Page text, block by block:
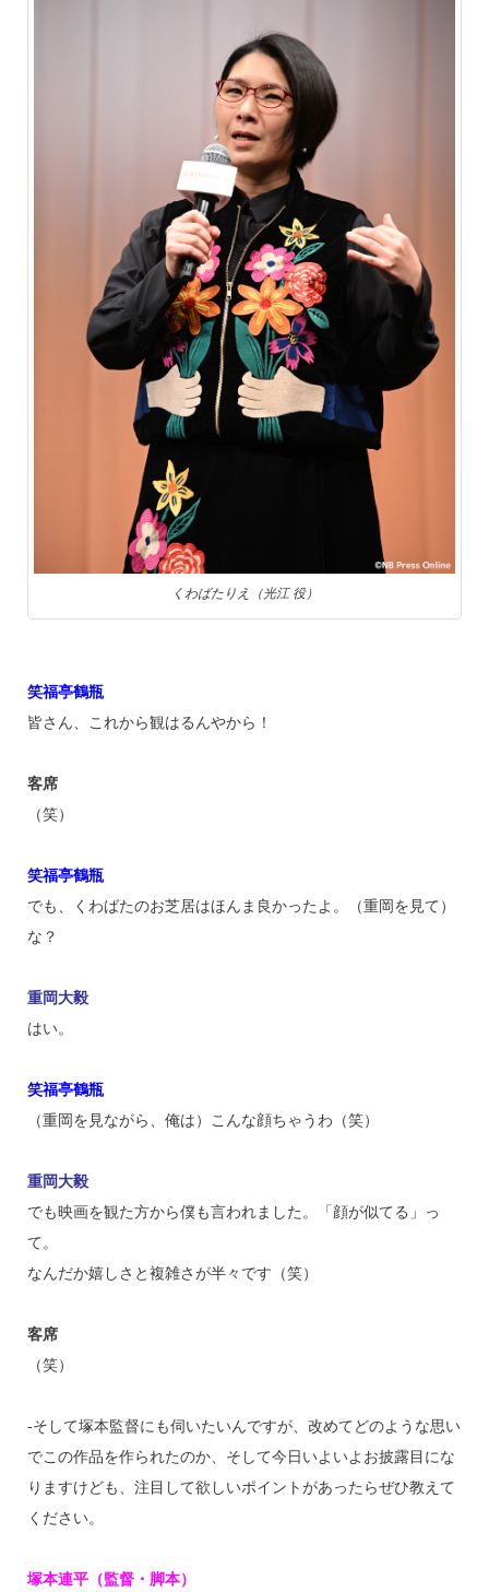
くわばたりえ（光江 役）
笑福亭鶴瓶
皆さん、これから観はるんやから！
客席
（笑）
笑福亭鶴瓶
でも、くわばたのお芝居はほんま良かったよ。（重岡を見て）
な？
重岡大毅
はい。
笑福亭鶴瓶
（重岡を見ながら、俺は）こんな顔ちゃうわ（笑）
重岡大毅
でも映画を観た方から僕も言われました。「顔が似てる」っ
て。
なんだか嬉しさと複雑さが半々です（笑）
客席
（笑）
‐そして塚本監督にも伺いたいんですが、改めてどのような思い
でこの作品を作られたのか、そして今日いよいよお披露目にな
りますけども、注目して欲しいポイントがあったらぜひ教えて
ください。
塚本連平（監督・脚本）